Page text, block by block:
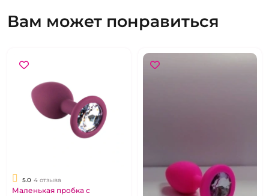
Вам может понравиться
5.0 4 отзыва
Маленькая пробка с